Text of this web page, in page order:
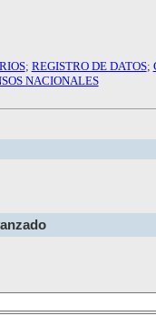
; REGISTRO DE DATOS;
NACIONALES